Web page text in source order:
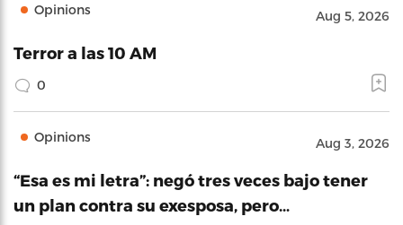
Opinions Aug 5, 2026
Terror a las 10 AM
0
Opinions Aug 3, 2026
“Esa es mi letra”: negó tres veces bajo tener
un plan contra su exesposa, pero…